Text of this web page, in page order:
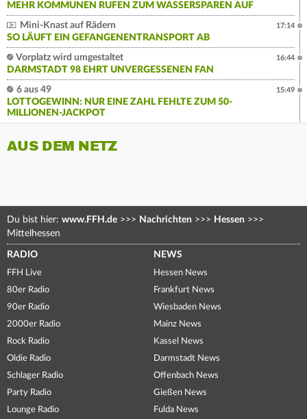
MEHR KOMMUNEN RUFEN ZUM WASSERSPAREN AUF
Mini-Knast auf Rädern
SO LÄUFT EIN GEFANGENENTRANSPORT AB
17:14
Vorplatz wird umgestaltet
DARMSTADT 98 EHRT UNVERGESSENEN FAN
16:44
6 aus 49
LOTTOGEWINN: NUR EINE ZAHL FEHLTE ZUM 50-
MILLIONEN-JACKPOT
15:49
AUS DEM NETZ
Du bist hier: www.FFH.de >>> Nachrichten >>> Hessen >>>
Mittelhessen
RADIO
FFH Live
80er Radio
90er Radio
2000er Radio
Rock Radio
Oldie Radio
Schlager Radio
Party Radio
Lounge Radio
NEWS
Hessen News
Frankfurt News
Wiesbaden News
Mainz News
Kassel News
Darmstadt News
Offenbach News
Gießen News
Fulda News